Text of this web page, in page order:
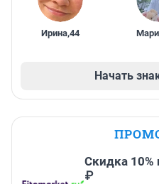
Ирина,44
Начать
Скидка 10%
₽